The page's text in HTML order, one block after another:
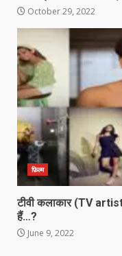
October 29, 2022
फ़िल्म
टीवी कलाकार (TV
हैं…?
June 9, 2022